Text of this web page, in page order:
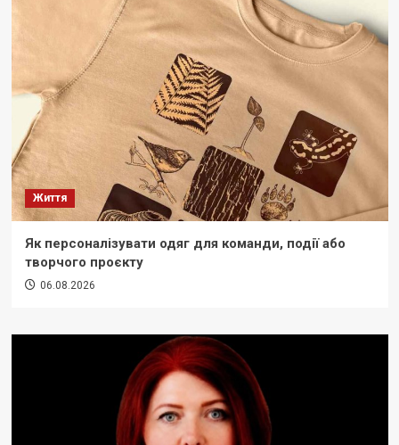
Життя
Як персоналізувати одяг для команди, події або
творчого проєкту
06.08.2026